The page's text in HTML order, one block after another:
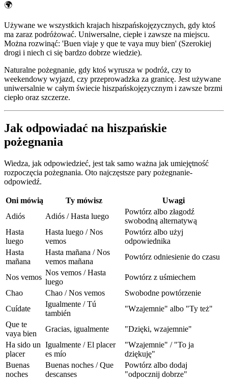
🌍
Używane we wszystkich krajach hiszpańskojęzycznych, gdy ktoś
ma zaraz podróżować. Uniwersalne, ciepłe i zawsze na miejscu.
Można rozwinąć: 'Buen viaje y que te vaya muy bien' (Szerokiej
drogi i niech ci się bardzo dobrze wiedzie).
Naturalne pożegnanie, gdy ktoś wyrusza w podróż, czy to
weekendowy wyjazd, czy przeprowadzka za granicę. Jest używane
uniwersalnie w całym świecie hiszpańskojęzycznym i zawsze brzmi
ciepło oraz szczerze.
Jak odpowiadać na hiszpańskie
pożegnania
Wiedza, jak odpowiedzieć, jest tak samo ważna jak umiejętność
rozpoczęcia pożegnania. Oto najczęstsze pary pożegnanie-
odpowiedź.
Oni mówią Ty mówisz
Uwagi
Adiós
Adiós / Hasta luego
Powtórz albo złagodź
swobodną alternatywą
Hasta
luego
Hasta luego / Nos
vemos
Powtórz albo użyj
odpowiednika
Hasta
mañana
Hasta mañana / Nos
vemos mañana
Powtórz odniesienie do czasu
Nos vemos
Nos vemos / Hasta
luego
Powtórz z uśmiechem
Chao
Chao / Nos vemos
Swobodne powtórzenie
Cuídate
Igualmente / Tú
también
"Wzajemnie" albo "Ty też"
Que te
vaya bien
Gracias, igualmente
"Dzięki, wzajemnie"
Ha sido un
placer
Igualmente / El placer
es mío
"Wzajemnie" / "To ja
dziękuję"
Buenas
noches
Buenas noches / Que
descanses
Powtórz albo dodaj
"odpocznij dobrze"